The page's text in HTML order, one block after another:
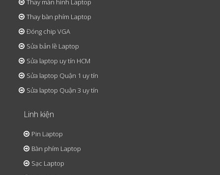
Thay màn hình Laptop
Thay bàn phím Laptop
Đóng chip VGA
Sửa bản lề Laptop
Sửa laptop uy tín HCM
Sửa laptop Quận 1 uy tín
Sửa laptop Quận 3 uy tín
Linh kiện
Pin Laptop
Bàn phím Laptop
Sạc Laptop